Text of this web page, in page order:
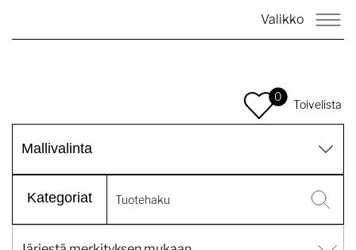
Valikko
Mallivalinta
Kategoriat
0
Toivelista